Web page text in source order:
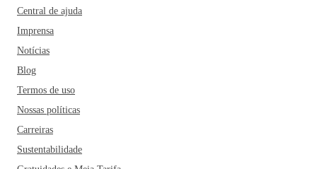
Central de ajuda
Imprensa
Notícias
Blog
Termos de uso
Nossas políticas
Carreiras
Sustentabilidade